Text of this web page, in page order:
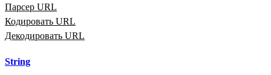
Парсер URL
Кодировать URL
Декодировать URL
String